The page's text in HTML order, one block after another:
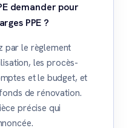
demander pour
PPE ?
par le règlement
les procès-
et le budget, et
de rénovation.
précise qui